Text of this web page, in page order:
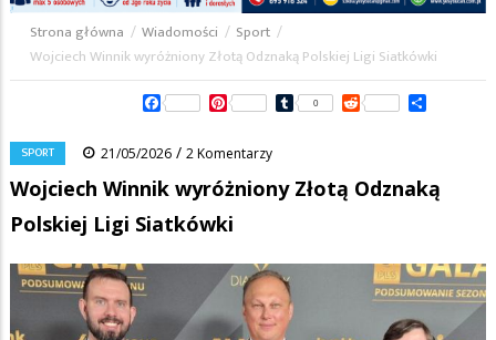
Ścieżka
nawigacyjna
Strona główna / Wiadomości / Sport /
Wojciech Winnik wyróżniony Złotą Odznaką Polskiej Ligi Siatkówki
FacebookPinterestTumblr
0 Reddit
SPORT 21/05/2026 / 2 Komentarzy
Wojciech Winnik wyróżniony Złotą Odznaką
Polskiej Ligi Siatkówki